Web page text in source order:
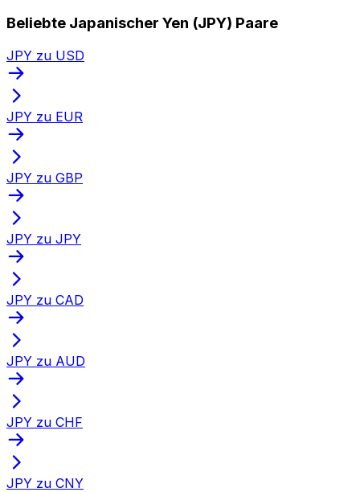
Beliebte Japanischer Yen (JPY) Paare
JPY zu USD
JPY zu EUR
JPY zu GBP
JPY zu JPY
JPY zu CAD
JPY zu AUD
JPY zu CHF
JPY zu CNY